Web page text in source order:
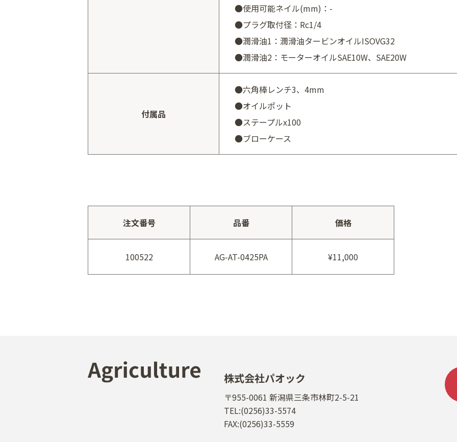
●使用可能ネイル(mm)：-
●プラグ取付径：Rc1/4
●潤滑油1：潤滑油タービンオイルISOVG32
●潤滑油2：モーターオイルSAE10W、SAE20W
付属品
●六角棒レンチ3、4mm
●オイルポット
●ステープルx100
●ブローケース
注文番号 品番 価格
100522 AG-AT-0425PA ¥11,000
株式会社パオック
〒955-0061 新潟県三条市林町2-5-21
TEL:(0256)33-5574
FAX:(0256)33-5559